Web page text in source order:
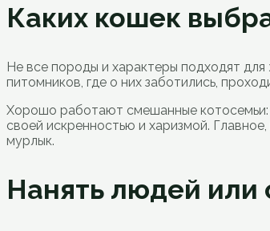
Каких кошек
Не все породы и характеры подходят
питомников, где о них заботились,
Хорошо работают смешанные котосемьи:
своей искренностью и харизмой.
мурлык.
Нанять людей или